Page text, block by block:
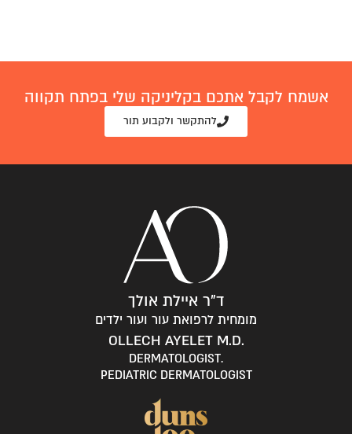
אשמח לקבל אתכם בקליניקה שלי בפתח תקווה
להתקשר ולקבוע תור
ד"ר איילת אולך
מומחית לרפואת עור ועור ילדים
.OLLECH AYELET M.D
.DERMATOLOGIST
PEDIATRIC DERMATOLOGIST